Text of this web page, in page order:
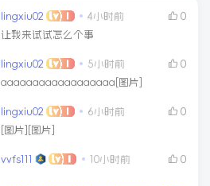
lingxiu02 4小时前
0
让我来试试怎么个事
lingxiu02 5小时前
0
aaaaaaaaaaaaaaaaaa[图片]
lingxiu02 6小时前
0
[图片][图片]
vvfs111 10小时前 0